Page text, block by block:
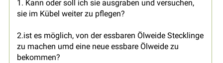
1. Kann oder soll ich sie ausgraben und versuchen,
sie im Kübel weiter zu pflegen?
2.ist es möglich, von der essbaren Ölweide Stecklinge
zu machen umd eine neue essbare Ölweide zu
bekommen?